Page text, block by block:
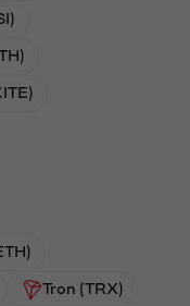
Tron (TRX)